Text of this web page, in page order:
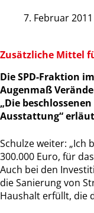
7. Februar 2011
Zusätzliche Mittel
Die SPD-Fraktion
Augenmaß
„Die
Ausstattung“
Schulze weiter: „Ich
300.000 Euro, für
Auch bei den
die Sanierung von
Haushalt erfüllt, die